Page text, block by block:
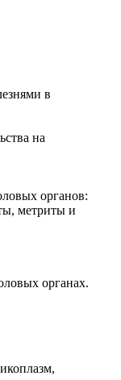
в
на
органов:
метриты и
органах.